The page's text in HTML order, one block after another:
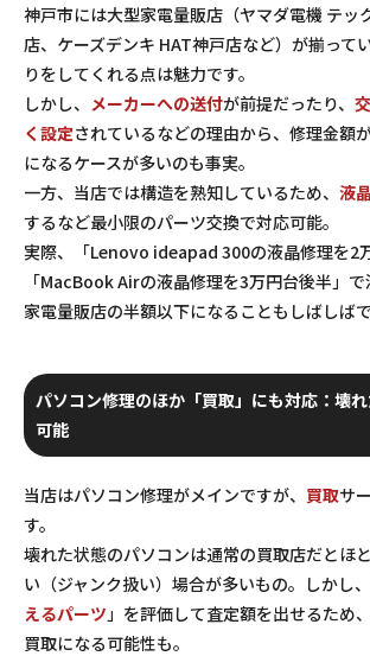
神戸市には大型家電量販店（ヤマダ電機 テッ
店、ケーズデンキ HAT神戸店など）が揃って
りをしてくれる点は魅力です。
しかし、 メーカーへの送付が前提だったり、
く設定されているなどの理由から、修理金額
になるケースが多いのも事実。
一方、当店では構造を熟知しているため、 液
するなど最小限のパーツ交換で対応可能。
実際、「Lenovo ideapad 300の液晶修理を2
「MacBook Airの液晶修理を3万円台後半」で
家電量販店の半額以下になることもしばしばで
パソコン修理のほか「買取」にも対応：壊
可能
当店はパソコン修理がメインですが、 買取サ
す。
壊れた状態のパソコンは通常の買取店だとほ
い（ジャンク扱い）場合が多いもの。しかし
えるパーツ 」を評価して査定額を出せるため
買取になる可能性も。